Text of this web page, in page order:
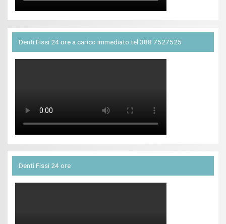
Denti Fissi 24 ore a carico immediato tel 388 7527525
Denti Fissi 24 ore